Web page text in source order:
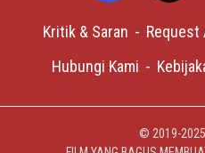
Kritik & Saran Request
Hubungi Kami
© 2019-2025